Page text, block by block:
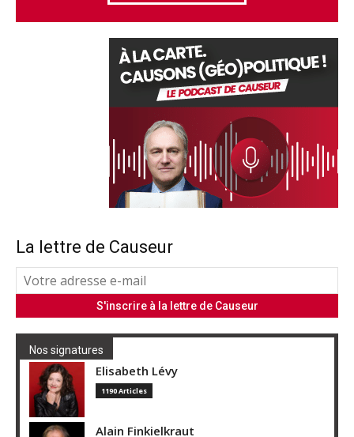
La lettre de Causeur
Nos signatures
Elisabeth Lévy
1190 Articles
Alain Finkielkraut